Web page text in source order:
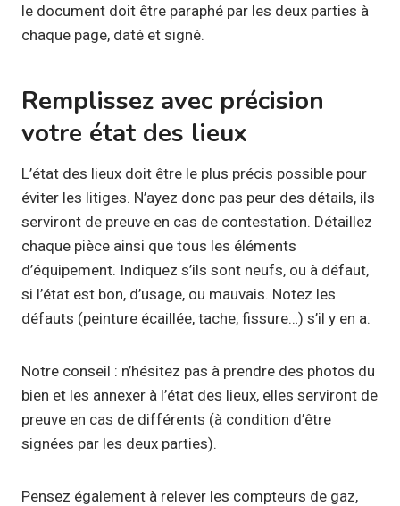
le document doit être paraphé par les deux parties à
chaque page, daté et signé.
Remplissez avec précision
votre état des lieux
L’état des lieux doit être le plus précis possible pour
éviter les litiges. N’ayez donc pas peur des détails, ils
serviront de preuve en cas de contestation. Détaillez
chaque pièce ainsi que tous les éléments
d’équipement. Indiquez s’ils sont neufs, ou à défaut,
si l’état est bon, d’usage, ou mauvais. Notez les
défauts (peinture écaillée, tache, fissure…) s’il y en a.
Notre conseil : n’hésitez pas à prendre des photos du
bien et les annexer à l’état des lieux, elles serviront de
preuve en cas de différents (à condition d’être
signées par les deux parties).
Pensez également à relever les compteurs de gaz,